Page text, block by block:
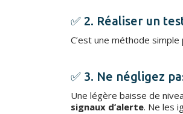
✅ 2. Réaliser un
C’est une méthode
✅ 3. Ne négligez
Une légère baisse de
signaux d’alerte. Ne les